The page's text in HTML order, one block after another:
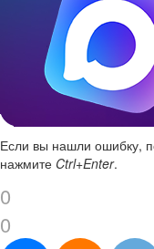
Если вы нашли ошибку,
нажмите Ctrl+Enter.
0
0